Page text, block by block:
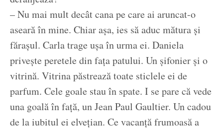
– Nu mai mult decât cana pe care ai aruncat-o
aseară în mine. Chiar așa, ies să aduc mătura și
fărașul. Carla trage ușa în urma ei. Daniela
privește peretele din fața patului. Un șifonier și o
vitrină. Vitrina păstrează toate sticlele ei de
parfum. Cele goale stau în spate. I se pare că vede
una goală în față, un Jean Paul Gaultier. Un cadou
de la iubitul ei elvețian. Ce vacanță frumoasă a